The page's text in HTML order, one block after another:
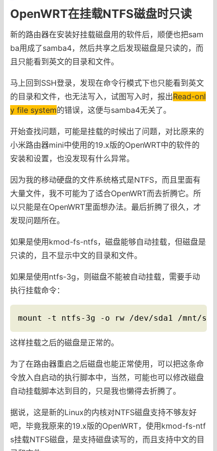
OpenWRT在挂载NTFS磁盘时只读
新的路由器在安装好挂载磁盘用的软件后，顺便也把sam
ba用成了samba4，然后共享之后发现磁盘是只读的，而
且只能看到英文的目录和文件。
马上回到SSH登录，发现在命令行模式下也只能看到英文
的目录和文件，也无法写入，试图写入时，报出Read-onl
y file system的错误，这便与samba4无关了。
开始查找问题，可能是挂载的时候出了问题，对比原来的
小米路由器mini中使用的19.x版的OpenWRT中的软件的
安装和设置，也没发现有什么异常。
因为我的移动硬盘的文件系统格式是NTFS，而且里面有
大量文件，我不可能为了适合OpenWRT而去折腾它。所
以只能是在OpenWRT里面想办法。最后折腾了很久，才
发现问题所在。
如果是使用kmod-fs-ntfs，磁盘能够自动挂载，但磁盘是
只读的，且不显示中文的目录和文件。
如果是使用ntfs-3g，则磁盘不能被自动挂载，需要手动
执行挂载命令：
mount -t ntfs-3g -o rw /dev/sda1 /mnt/
这样挂载之后的磁盘是正常的。
为了在路由器重启之后磁盘也能正常使用，可以把这条命
令放入自启动的执行脚本中，当然，可能也可以修改磁盘
自动挂载脚本达到目的，只是我也懒得去折腾了。
据说，这是新的Linux的内核对NTFS磁盘支持不够友好
吧，毕竟我原来的19.x版的OpenWRT，使用kmod-fs-ntf
s挂载NTFS磁盘，是支持磁盘读写的，而且支持中文的目